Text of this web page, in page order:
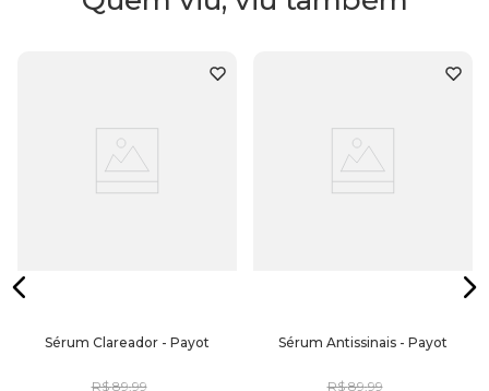
Sérum Clareador - Payot
R$ 89,99
Sérum Antissinais - Payot
R$ 89,99